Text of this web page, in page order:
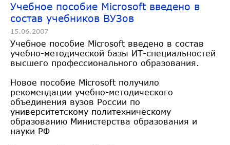
Учебное пособие Microsoft введено в
состав учебников ВУЗов
15.06.2007
Учебное пособие Microsoft введено в состав
учебно-методической базы ИТ-специальностей
высшего профессионального образования.
Новое пособие Microsoft получило
рекомендации учебно-методического
объединения вузов России по
университетскому политехническому
образованию Министерства образования и
науки РФ